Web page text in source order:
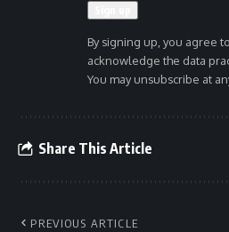
By signing up, you agree
acknowledge the data
You may unsubscribe at
Share This Article
PREVIOUS ARTICLE